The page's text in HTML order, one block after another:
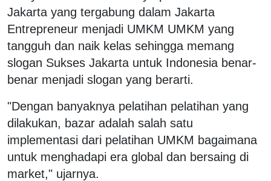
Jakarta yang tergabung dalam Jakarta
Entrepreneur menjadi UMKM UMKM yang
tangguh dan naik kelas sehingga memang
slogan Sukses Jakarta untuk Indonesia benar-
benar menjadi slogan yang berarti.
"Dengan banyaknya pelatihan pelatihan yang
dilakukan, bazar adalah salah satu
implementasi dari pelatihan UMKM bagaimana
untuk menghadapi era global dan bersaing di
market," ujarnya.